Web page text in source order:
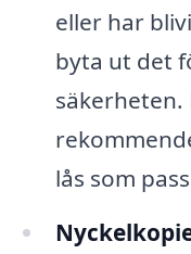
eller har
byta ut det
säkerheten.
lås som